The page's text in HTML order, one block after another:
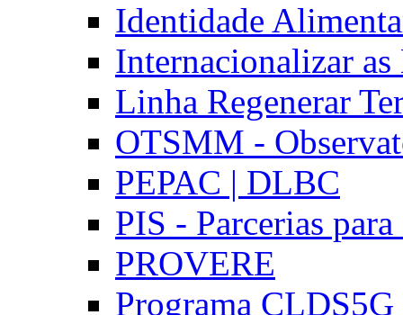
Identidade
Internacionalizar
Linha Regenerar
OTSMM -
PEPAC | DLBC
PIS - Parcerias
PROVERE
Programa CLDS5G